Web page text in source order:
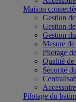
Maison
Gestion
Gestion
Gestion
Mesure
Pilotage
Qualité de
Sécurité
Pilotage du